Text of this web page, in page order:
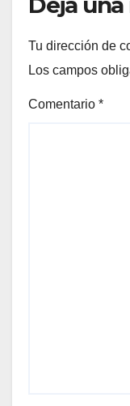
Tu dirección de
Los campos
Comentario *